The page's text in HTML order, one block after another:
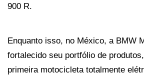
900 R.
Enquanto isso, no México, a BMW
fortalecido seu portfólio de
primeira motocicleta totalmente